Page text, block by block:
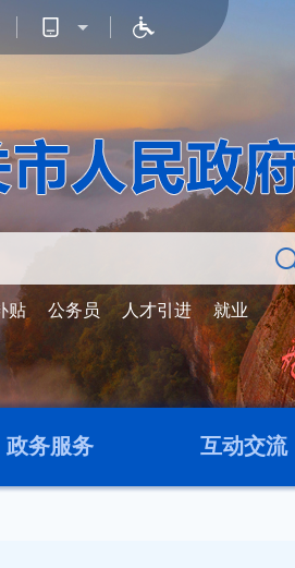
贴 公务员 人才引进 就业
政务服务 互动交流